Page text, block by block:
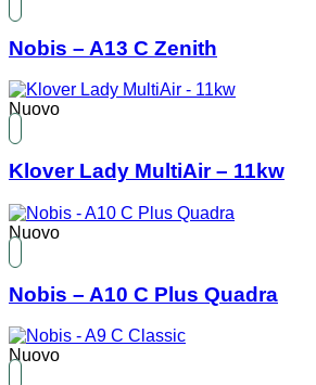
Nobis – A13 C Zenith
Nuovo
Klover Lady MultiAir – 11kw
Nuovo
Nobis – A10 C Plus Quadra
Nuovo